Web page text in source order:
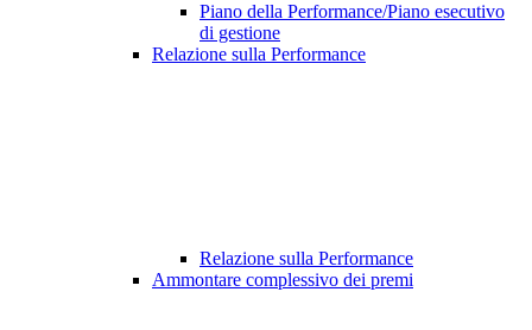
Piano della Performance/Piano esecutivo
di gestione
Relazione sulla Performance
Relazione sulla Performance
Ammontare complessivo dei premi